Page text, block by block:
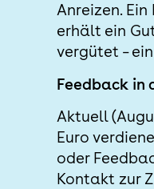
Anreizen.
erhält ein
vergütet –
Feedback in
Aktuell
Euro
oder
Kontakt zur